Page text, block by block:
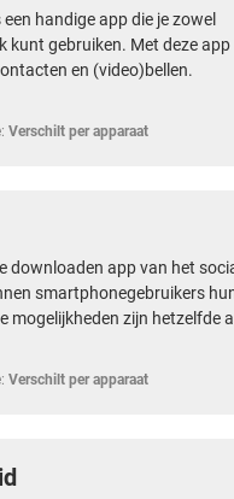
handige app die je zowel
kunt gebruiken. Met deze app
en (video)bellen.
Verschilt per apparaat
downloaden app van het
smartphonegebruikers
mogelijkheden zijn hetzelfde
Verschilt per apparaat